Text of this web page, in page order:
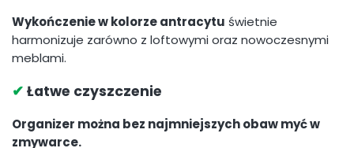
Wykończenie w kolorze antracytu świetnie
harmonizuje zarówno z loftowymi oraz nowoczesnymi
meblami.
✔ Łatwe czyszczenie
Organizer można bez najmniejszych obaw myć w
zmywarce.